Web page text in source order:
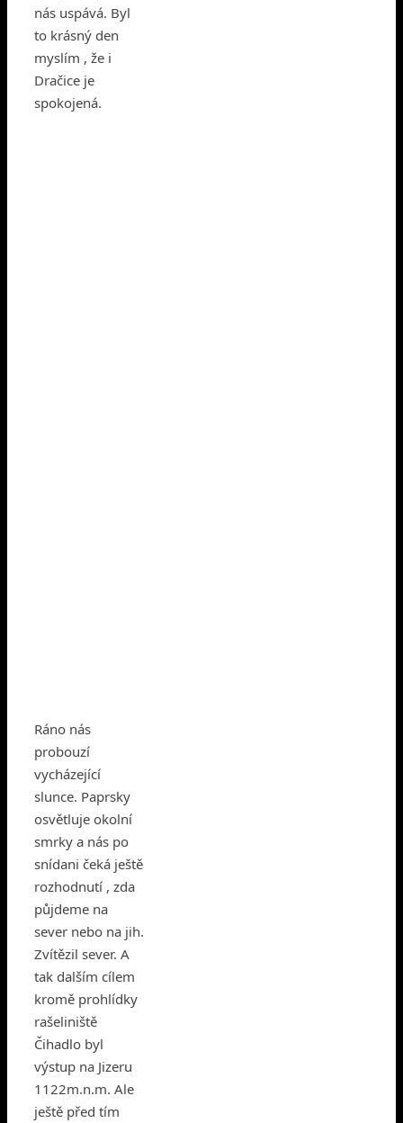
nás uspává. Byl
to krásný den
myslím , že i
Dračice je
spokojená.
Ráno nás
probouzí
vycházející
slunce. Paprsky
osvětluje okolní
smrky a nás po
snídani čeká ještě
rozhodnutí , zda
půjdeme na
sever nebo na jih.
Zvítězil sever. A
tak dalším cílem
kromě prohlídky
rašeliniště
Čihadlo byl
výstup na Jizeru
1122m.n.m. Ale
ještě před tím